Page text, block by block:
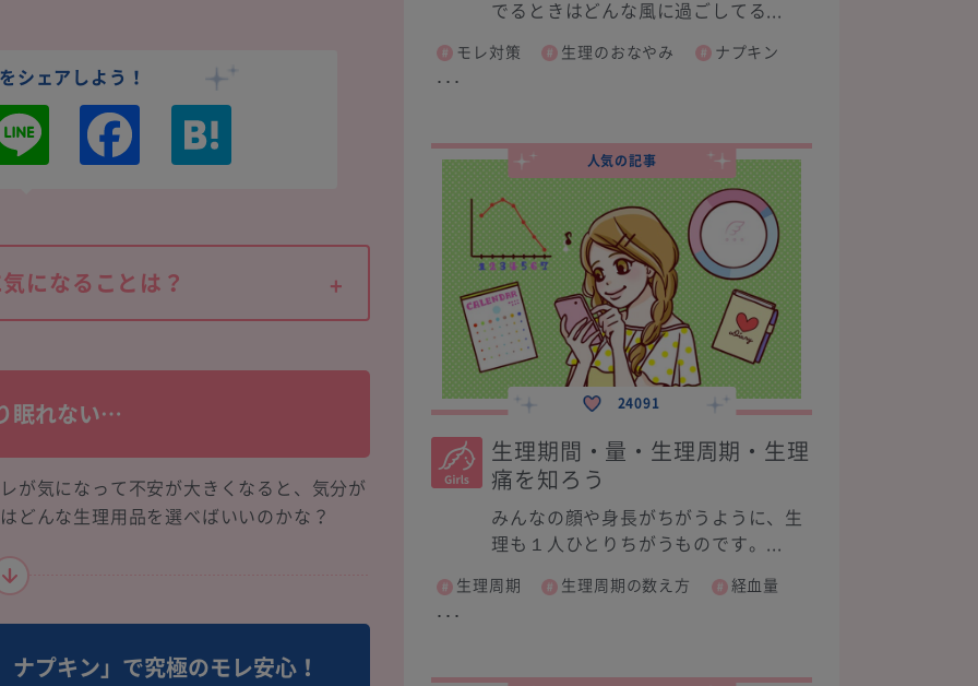
シェアしよう！
L
e
になることは？
眠れない…
が気になって不安が大きくなると、気分が
どんな生理用品を選べばいいのかな？
ナプキン」で究極のモレ安心！
でるときはどんな風に過ごしてる...
モレ対策 生理のおなやみ
ナプキン
･･･
人気の記事
24091
生理期間・量・生理周期・生理
痛を知ろう
みんなの顔や身長がちがうように、生
理も１人ひとりちがうものです。...
生理周期 生理周期の数え方
経血量
･･･